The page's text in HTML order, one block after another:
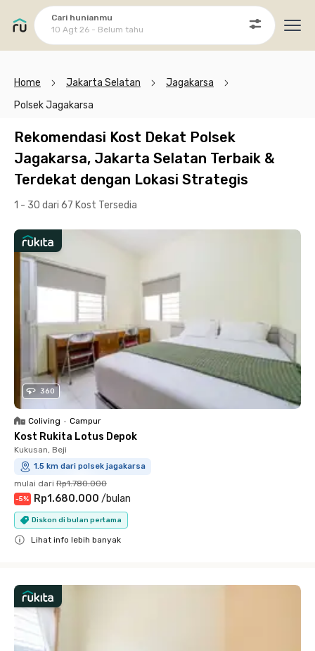
Cari hunianmu
10 Agt 26 - Belum tahu
Home Jakarta Selatan
Jagakarsa
Polsek Jagakarsa
Rekomendasi Kost Dekat Polsek
Jagakarsa, Jakarta Selatan Terbaik &
Terdekat dengan Lokasi Strategis
1 - 30 dari 67 Kost Tersedia
360
Coliving • Campur
Kost Rukita Lotus Depok
Kukusan, Beji
1.5 km dari polsek jagakarsa
mulai dari Rp1.780.000
-5% Rp1.680.000 /bulan
Diskon di bulan pertama
Lihat info lebih banyak